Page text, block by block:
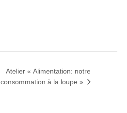
Atelier « Alimentation: notre
consommation à la loupe »